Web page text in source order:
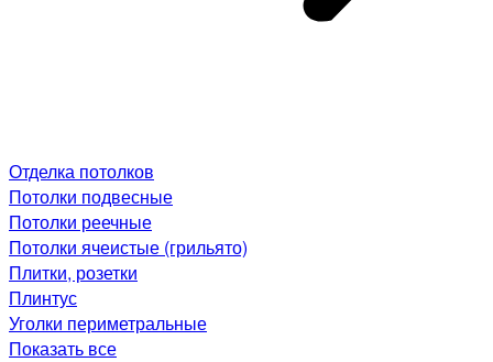
Отделка потолков
Потолки подвесные
Потолки реечные
Потолки ячеистые (грильято)
Плитки, розетки
Плинтус
Уголки периметральные
Показать все